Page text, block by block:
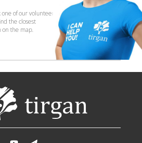
of our volunteers
the closest
on the map.